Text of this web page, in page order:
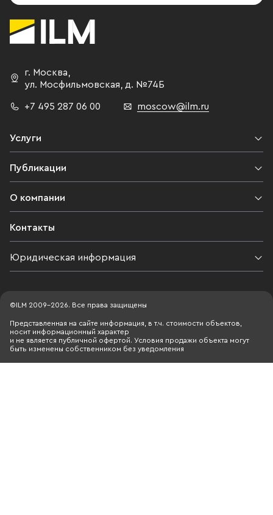
г. Москва,
ул. Мосфильмовская, д. №74Б
+7 495 287 06 00 moscow@ilm.ru
Услуги
Публикации
О компании
Контакты
Юридическая информация
©ILM 2009-2026. Все права защищены
Представленная на сайте информация, в т.ч. стоимости объектов,
носит информационный характер
и не является публичной офертой. Условия продажи объекта могут
быть изменены собственником без уведомления